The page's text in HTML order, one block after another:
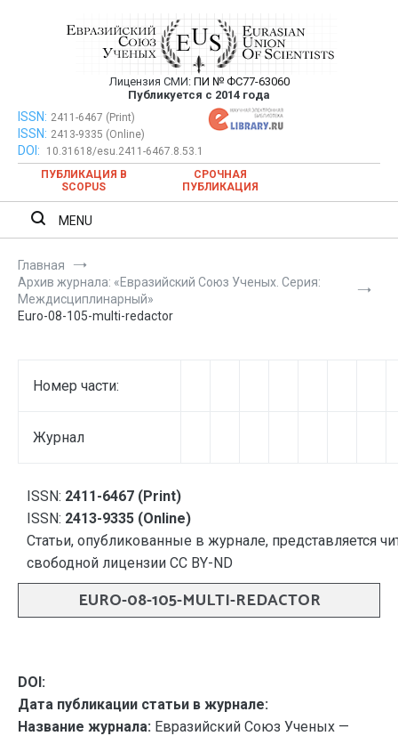
Евразийский Союз Ученых —
публикация научных статей в
ежемесячном научном журнале
Лицензия СМИ: ПИ № ФС77-63060
Публикуется с 2014 года
Евразийский Союз Ученых — публикация научных статей в
ежемесячном научном журнале
ISSN: 2411-6467 (Print)
ISSN: 2413-9335 (Online)
DOI:
10.31618/esu.2411-6467.8.53.1
ПУБЛИКАЦИЯ В
SCOPUS
СРОЧНАЯ
ПУБЛИКАЦИЯ
MENU
Главная
Архив журнала: «Евразийский Союз Ученых. Серия:
Междисциплинарный»
Euro-08-105-multi-redactor
Номер части:
Журнал
ISSN: 2411-6467 (Print)
ISSN: 2413-9335 (Online)
Статьи, опубликованные в журнале, представляется
свободной лицензии CC BY-ND
EURO-08-105-MULTI-REDACTOR
DOI:
Дата публикации статьи в журнале:
Название журнала: Евразийский Союз Ученых —